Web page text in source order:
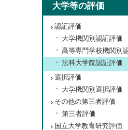
大学等の評価
認証評価
大学機関別認証評価
高等専門学校機関別
法科大学院認証評価
選択評価
大学機関別選択評価
その他の第三者評価
第三者評価
国立大学教育研究評価